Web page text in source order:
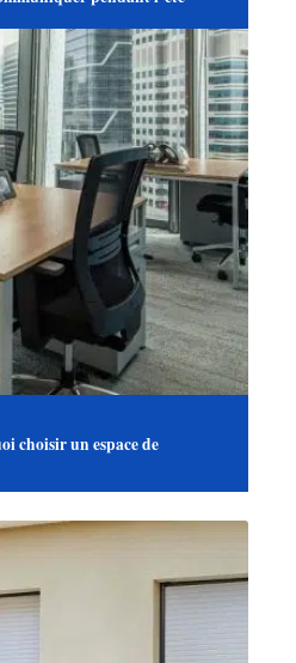
choisir un espace de